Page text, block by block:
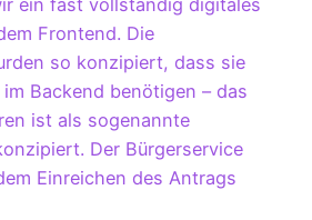
ein fast vollständig digitales
Frontend. Die
so konzipiert, dass sie
Backend benötigen – das
ist als sogenannte
Der Bürgerservice
Einreichen des Antrags